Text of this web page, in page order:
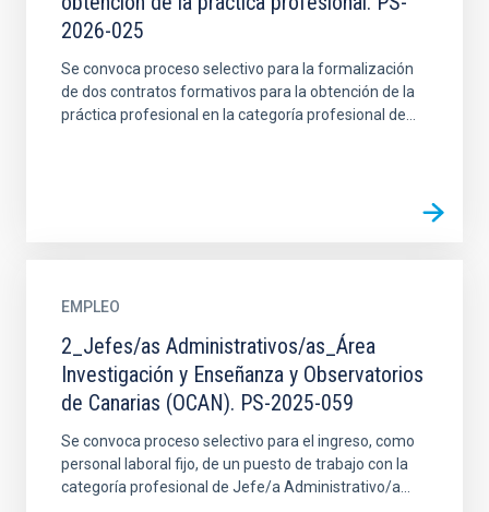
2026-025
Se convoca proceso selectivo para la formalización
de dos contratos formativos para la obtención de la
práctica profesional en la categoría profesional de...
EMPLEO
2_Jefes/as Administrativos/as_Área
Investigación y Enseñanza y Observatorios
de Canarias (OCAN). PS-2025-059
Se convoca proceso selectivo para el ingreso, como
personal laboral fijo, de un puesto de trabajo con la
categoría profesional de Jefe/a Administrativo/a...